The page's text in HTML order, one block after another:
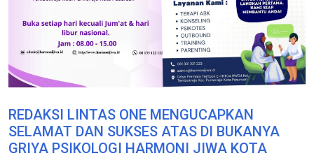
REDAKSI LINTAS ONE MENGUCAPKAN
SELAMAT DAN SUKSES ATAS DI BUKANYA
GRIYA PSIKOLOGI HARMONI JIWA KOTA